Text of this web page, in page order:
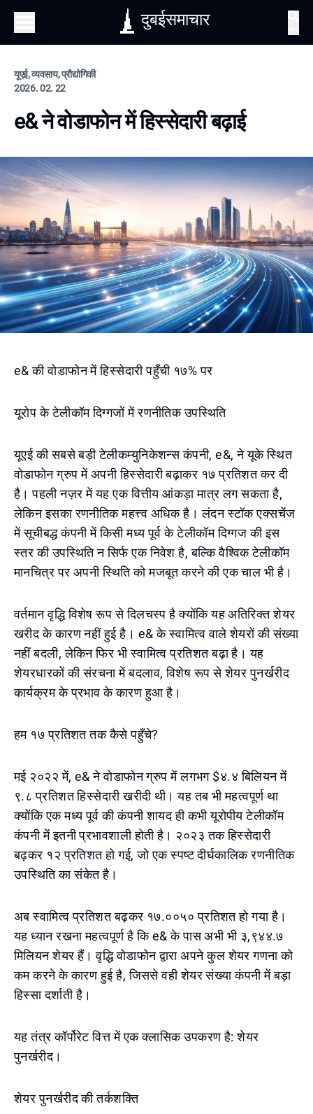
दुबईसमाचार
यूएई, व्यवसाय, प्रौद्योगिकी
2026. 02. 22
e& ने वोडाफोन में हिस्सेदारी बढ़ाई
e& की वोडाफोन में हिस्सेदारी पहुँची १७% पर
यूरोप के टेलीकॉम दिग्गजों में रणनीतिक उपस्थिति
यूएई की सबसे बड़ी टेलीकम्युनिकेशन्स कंपनी, e&, ने यूके स्थित
वोडाफोन ग्रुप में अपनी हिस्सेदारी बढ़ाकर १७ प्रतिशत कर दी
है। पहली नज़र में यह एक वित्तीय आंकड़ा मात्र लग सकता है,
लेकिन इसका रणनीतिक महत्त्व अधिक है। लंदन स्टॉक एक्सचेंज
में सूचीबद्ध कंपनी में किसी मध्य पूर्व के टेलीकॉम दिग्गज की इस
स्तर की उपस्थिति न सिर्फ एक निवेश है, बल्कि वैश्विक टेलीकॉम
मानचित्र पर अपनी स्थिति को मजबूत करने की एक चाल भी है।
वर्तमान वृद्धि विशेष रूप से दिलचस्प है क्योंकि यह अतिरिक्त शेयर
खरीद के कारण नहीं हुई है। e& के स्वामित्व वाले शेयरों की संख्या
नहीं बदली, लेकिन फिर भी स्वामित्व प्रतिशत बढ़ा है। यह
शेयरधारकों की संरचना में बदलाव, विशेष रूप से शेयर पुनर्खरीद
कार्यक्रम के प्रभाव के कारण हुआ है।
हम १७ प्रतिशत तक कैसे पहुँचे?
मई २०२२ में, e& ने वोडाफोन ग्रुप में लगभग $४.४ बिलियन में
९.८ प्रतिशत हिस्सेदारी खरीदी थी। यह तब भी महत्वपूर्ण था
क्योंकि एक मध्य पूर्व की कंपनी शायद ही कभी यूरोपीय टेलीकॉम
कंपनी में इतनी प्रभावशाली होती है। २०२३ तक हिस्सेदारी
बढ़कर १२ प्रतिशत हो गई, जो एक स्पष्ट दीर्घकालिक रणनीतिक
उपस्थिति का संकेत है।
अब स्वामित्व प्रतिशत बढ़कर १७.००५० प्रतिशत हो गया है।
यह ध्यान रखना महत्वपूर्ण है कि e& के पास अभी भी ३,९४४.७
मिलियन शेयर हैं। वृद्धि वोडाफोन द्वारा अपने कुल शेयर गणना को
कम करने के कारण हुई है, जिससे वही शेयर संख्या कंपनी में बड़ा
हिस्सा दर्शाती है।
यह तंत्र कॉर्पोरेट वित्त में एक क्लासिक उपकरण है: शेयर
पुनर्खरीद।
शेयर पुनर्खरीद की तर्कशक्ति